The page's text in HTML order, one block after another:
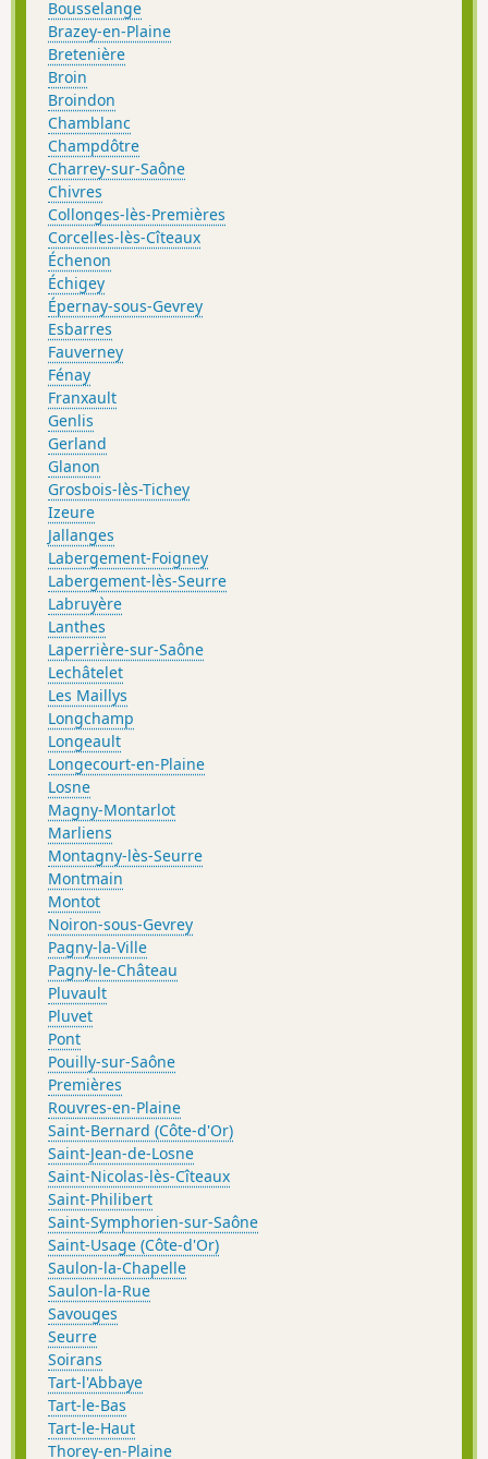
Bousselange
Brazey-en-Plaine
Bretenière
Broin
Broindon
Chamblanc
Champdôtre
Charrey-sur-Saône
Chivres
Collonges-lès-Premières
Corcelles-lès-Cîteaux
Échenon
Échigey
Épernay-sous-Gevrey
Esbarres
Fauverney
Fénay
Franxault
Genlis
Gerland
Glanon
Grosbois-lès-Tichey
Izeure
Jallanges
Labergement-Foigney
Labergement-lès-Seurre
Labruyère
Lanthes
Laperrière-sur-Saône
Lechâtelet
Les Maillys
Longchamp
Longeault
Longecourt-en-Plaine
Losne
Magny-Montarlot
Marliens
Montagny-lès-Seurre
Montmain
Montot
Noiron-sous-Gevrey
Pagny-la-Ville
Pagny-le-Château
Pluvault
Pluvet
Pont
Pouilly-sur-Saône
Premières
Rouvres-en-Plaine
Saint-Bernard (Côte-d'Or)
Saint-Jean-de-Losne
Saint-Nicolas-lès-Cîteaux
Saint-Philibert
Saint-Symphorien-sur-Saône
Saint-Usage (Côte-d'Or)
Saulon-la-Chapelle
Saulon-la-Rue
Savouges
Seurre
Soirans
Tart-l'Abbaye
Tart-le-Bas
Tart-le-Haut
Thorey-en-Plaine